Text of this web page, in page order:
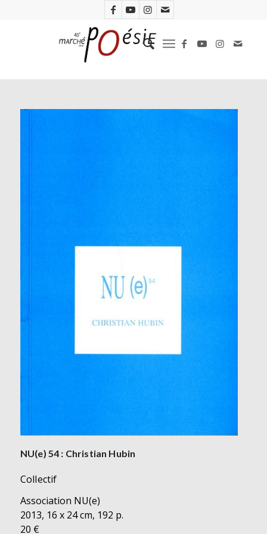
NU(e) 54 : Christian Hubin
Collectif
Association NU(e)
2013, 16 x 24 cm, 192 p.
20 €